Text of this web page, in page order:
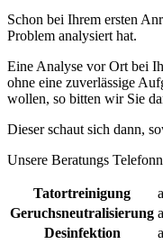
Schon bei Ihrem ersten
Problem analysiert hat.
Eine Analyse vor Ort bei
ohne eine zuverlässige
wollen, so bitten wir Sie
Dieser schaut sich dann,
Unsere Beratungs
Tatortreinigung
Geruchsneutralisierung
Desinfektion